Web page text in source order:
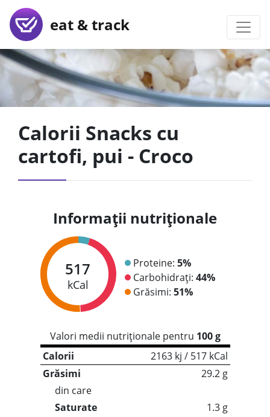
eat & track
Calorii Snacks cu
cartofi, pui - Croco
Informații nutriționale
517
kCal
Proteine: 5%
Carbohidrați: 44%
Grăsimi: 51%
Valori medii nutriționale pentru 100 g
Calorii
2163 kj / 517 kCal
Grăsimi
29.2 g
din care
Saturate
1.3 g